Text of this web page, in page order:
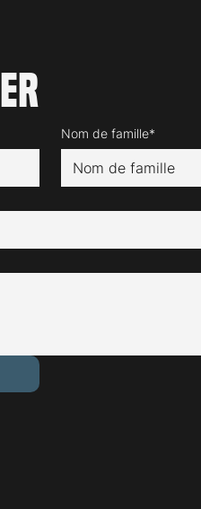
Nom de famille*